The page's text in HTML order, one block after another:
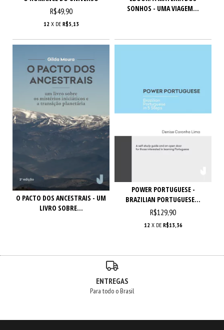
R$49,90
12 X DE R$5,13
SONHOS - UMA VIAGEM...
O PACTO DOS ANCESTRAIS - UM
LIVRO SOBRE...
POWER PORTUGUESE -
BRAZILIAN PORTUGUESE...
R$129,90
12 X DE R$13,36
ENTREGAS
Para todo o Brasil